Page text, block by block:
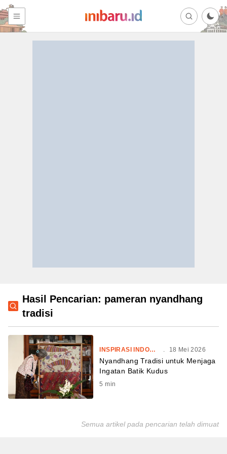
Hasil Pencarian: pameran nyandhang
tradisi
INSPIRASI INDONESIA . 18 Mei 2026
Nyandhang Tradisi untuk Menjaga
Ingatan Batik Kudus
5 min
Semua artikel pada pencarian telah dimuat